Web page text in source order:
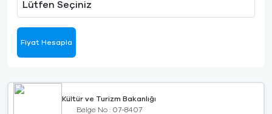
Lütfen Seçiniz
Fiyat Hesapla
Kültür ve Turizm Bakanlığı
Belge No : 07-8407